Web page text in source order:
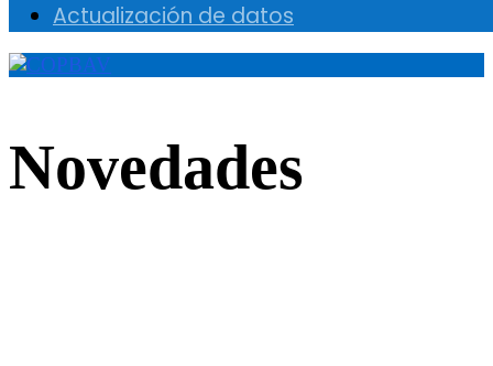
Actualización de datos
Novedades